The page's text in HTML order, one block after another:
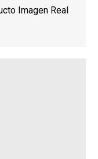
Imagen Real